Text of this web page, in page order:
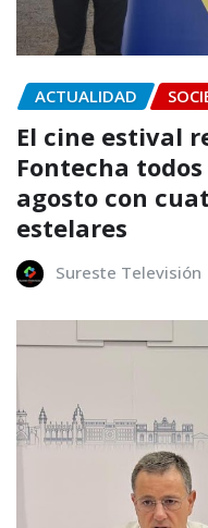
ACTUALIDAD
El cine estival
Fontecha
agosto con
estelares
Sureste Televisión